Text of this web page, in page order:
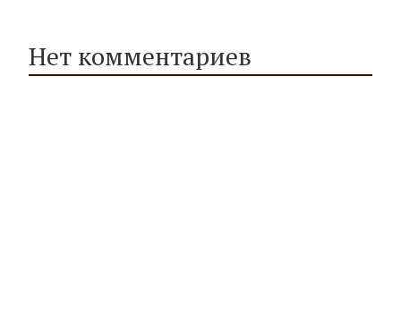
Нет комментариев